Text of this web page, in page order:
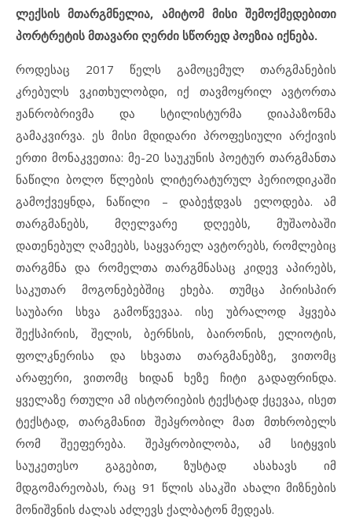
ლექსის მთარგმნელია, ამიტომ მისი შემოქმედებითი
პორტრეტის მთავარი ღერძი სწორედ პოეზია იქნება.
როდესაც 2017 წელს გამოცემულ თარგმანების
კრებულს ვკითხულობდი, იქ თავმოყრილ ავტორთა
ჟანრობრივმა და სტილისტურმა დიაპაზონმა
გამაკვირვა. ეს მისი მდიდარი პროფესიული არქივის
ერთი მონაკვეთია: მე-20 საუკუნის პოეტურ თარგმანთა
ნაწილი ბოლო წლების ლიტერატურულ პერიოდიკაში
გამოქვეყნდა, ნაწილი – დაბეჭდვას ელოდება. ამ
თარგმანებს, მღელვარე დღეებს, მუშაობაში
დათენებულ ღამეებს, საყვარელ ავტორებს, რომლებიც
თარგმნა და რომელთა თარგმნასაც კიდევ აპირებს,
საკუთარ მოგონებებშიც ეხება. თუმცა პირისპირ
საუბარი სხვა გამოწვევაა. ისე უბრალოდ ჰყვება
შექსპირის, შელის, ბერნსის, ბაირონის, ელიოტის,
ფოლკნერისა და სხვათა თარგმანებზე, ვითომც
არაფერი, ვითომც ხიდან ხეზე ჩიტი გადაფრინდა.
ყველაზე რთული ამ ისტორიების ტექსტად ქცევაა, ისეთ
ტექსტად, თარგმანით შეპყრობილ მათ მთხრობელს
რომ შეეფერება. შეპყრობილობა, ამ სიტყვის
საუკეთესო გაგებით, ზუსტად ასახავს იმ
მდგომარეობას, რაც 91 წლის ასაკში ახალი მიზნების
მონიშვნის ძალას აძლევს ქალბატონ მედეას.